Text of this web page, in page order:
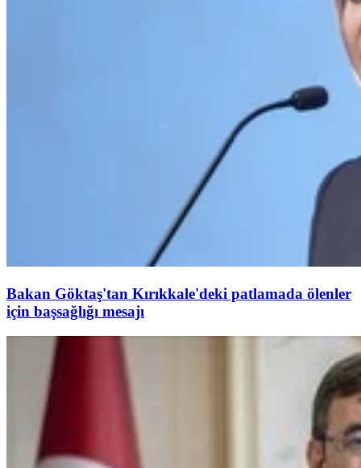
Bakan Göktaş'tan Kırıkkale'deki patlamada ölenler
için başsağlığı mesajı